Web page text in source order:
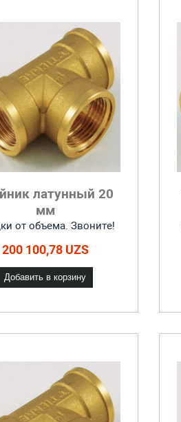
латунный 20
мм
от объема. Звоните!
200 100,78 UZS
Добавить в корзину